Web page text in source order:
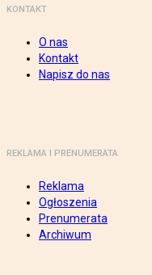
KONTAKT
O nas
Kontakt
Napisz do nas
REKLAMA I PRENUMERATA
Reklama
Ogłoszenia
Prenumerata
Archiwum